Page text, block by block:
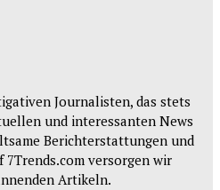
Journalisten, das stets
und interessanten News
Berichterstattungen und
7Trends.com versorgen wir
Artikeln.